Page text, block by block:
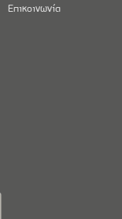
Επικοινωνία